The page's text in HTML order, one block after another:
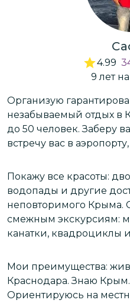
4.99
9 летна
Организую
незабываемый отдых в
до 50 человек. Заберу
встречу вас в
Покажу все красоты:
водопады и другие
неповторимого Крыма.
смежным экскурсиям:
канатки, квадроциклы
Мои преимущества:
Краснодара. Знаю
Ориентируюсь на